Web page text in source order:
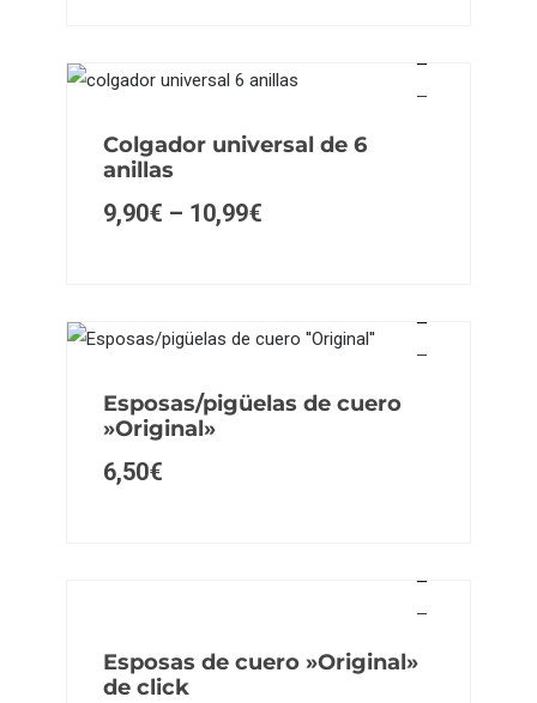
Colgador universal de 6
anillas
9,90€ – 10,99€
Esposas/pigüelas de cuero
»Original»
6,50€
Esposas de cuero »Original»
de click